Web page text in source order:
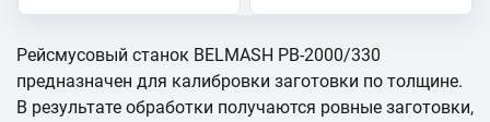
Рейсмусовый станок BELMASH PB-2000/330
предназначен для калибровки заготовки по толщине.
В результате обработки получаются ровные заготовки,